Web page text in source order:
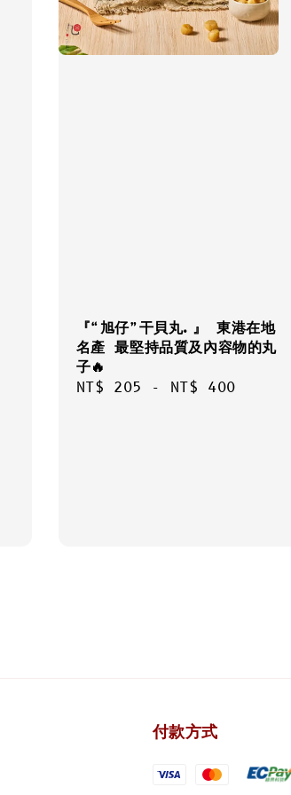
『“旭仔”干貝丸.』 東港在地
名產 最堅持品質及內容物的丸
子🔥
Regular
NT$ 205 - NT$ 400
付款方式